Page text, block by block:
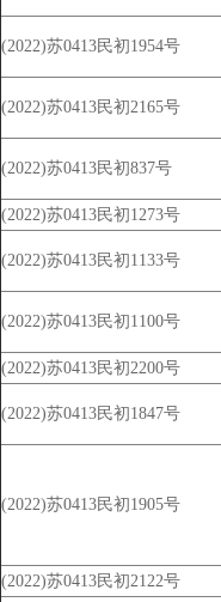
(2022)苏0413民初1954号
(2022)苏0413民初2165号
(2022)苏0413民初837号
(2022)苏0413民初1273号
(2022)苏0413民初1133号
(2022)苏0413民初1100号
(2022)苏0413民初2200号
(2022)苏0413民初1847号
(2022)苏0413民初1905号
(2022)苏0413民初2122号